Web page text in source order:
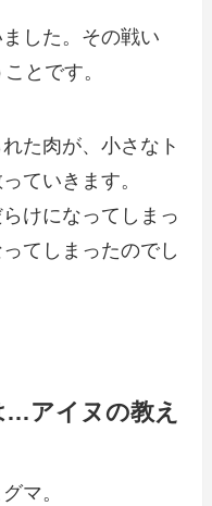
した。その戦い
とです。
た肉が、小さなト
ていきます。
けになってしまっ
てしまったのでし
…アイヌの教え
マ。